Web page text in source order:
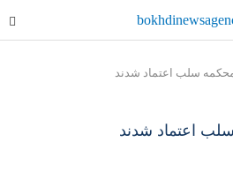
سلب اعتماد شدند
اعتماد شدند